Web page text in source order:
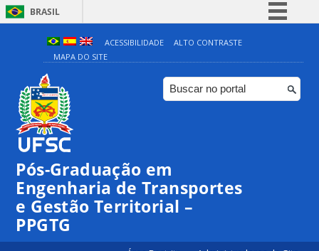
BRASIL
Simplifique!
Comunica BR
Participe
ACESSIBILIDADE
ALTO CONTRASTE
MAPA DO SITE
Pós-Graduação em
Engenharia de Transportes
e Gestão Territorial –
PPGTG